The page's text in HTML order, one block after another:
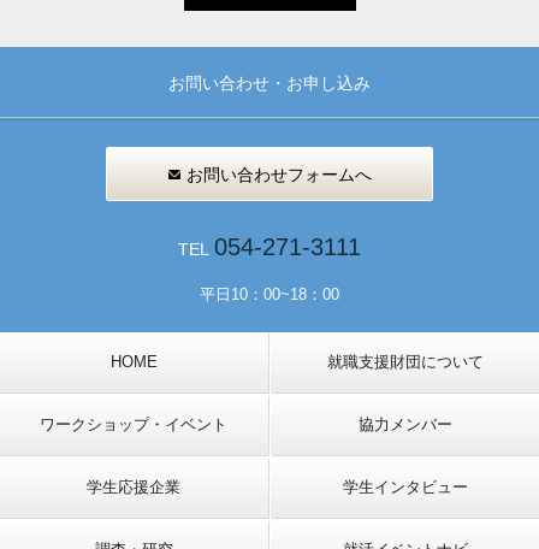
お問い合わせ・お申し込み
お問い合わせフォームへ
TEL 054-271-3111
平日10：00~18：00
HOME 就職支援財団について
ワークショップ・イベント 協力メンバー
学生応援企業 学生インタビュー